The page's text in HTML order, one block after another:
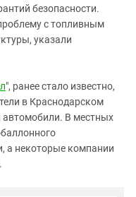
безопасности.
с топливным
указали
", ранее стало известно,
в Краснодарском
автомобили. В местных
а некоторые компании